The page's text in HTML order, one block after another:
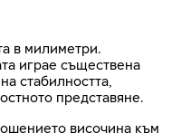
в милиметри.
играе съществена
стабилността,
представяне.
височина към